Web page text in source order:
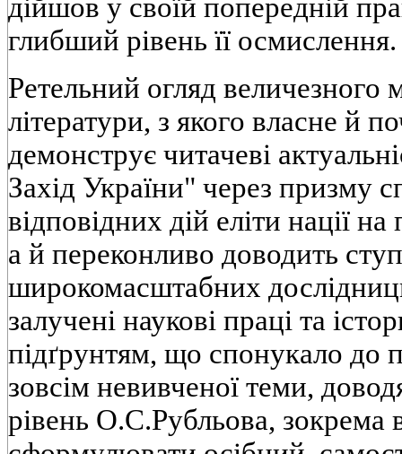
дiйшов у своїй попереднiй
глибший рiвень її осмислення.
Ретельний огляд величезного
лiтератури, з якого власне й
демонструє читачевi
Захiд України" через призму
вiдповiдних дiй елiти нацiї на
а й переконливо доводить
широкомасштабних
залученi науковi працi та
пiдґрунтям, що спонукало до
зовсiм невивченої теми,
рiвень О.С.Рубльова, зокрема